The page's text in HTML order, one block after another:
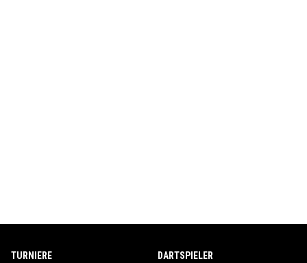
TURNIERE DARTSPIELER